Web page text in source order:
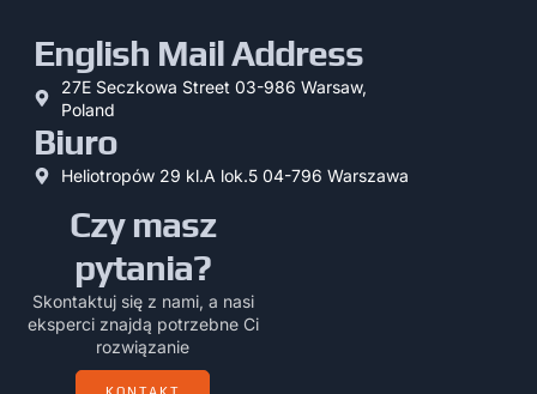
English Mail Address
27E Seczkowa Street 03-986 Warsaw,
Poland
Biuro
Heliotropów 29 kl.A lok.5 04-796 Warszawa
Czy masz
pytania?
Skontaktuj się z nami, a nasi
eksperci znajdą potrzebne Ci
rozwiązanie